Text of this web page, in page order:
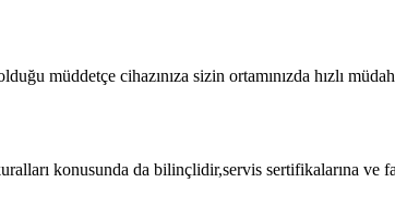
müddetçe cihazınıza sizin ortamınızda hızlı
konusunda da bilinçlidir,servis sertifikalarına ve